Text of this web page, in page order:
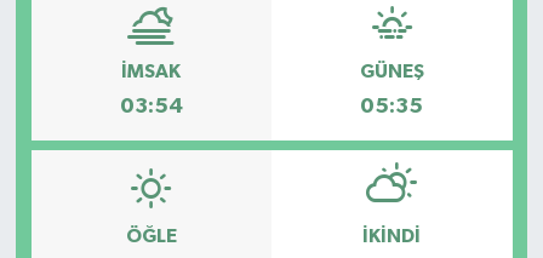
İMSAK
03:54
GÜNEŞ
05:35
ÖĞLE İKINDI
Mecitözü
Ortaköy